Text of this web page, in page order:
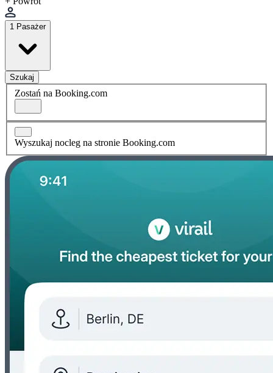
1 Pasażer
Szukaj
Zostań na Booking.com
Wyszukaj nocleg na stronie Booking.com